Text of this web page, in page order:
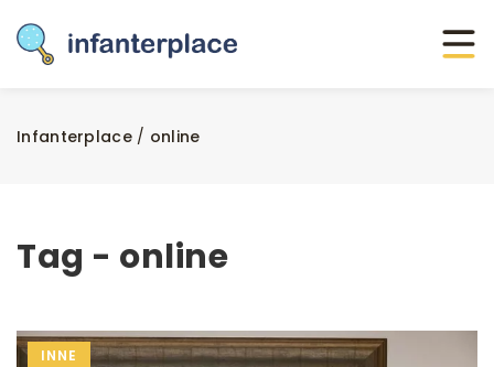
Infanterplace/ online
Tag - online
INNE